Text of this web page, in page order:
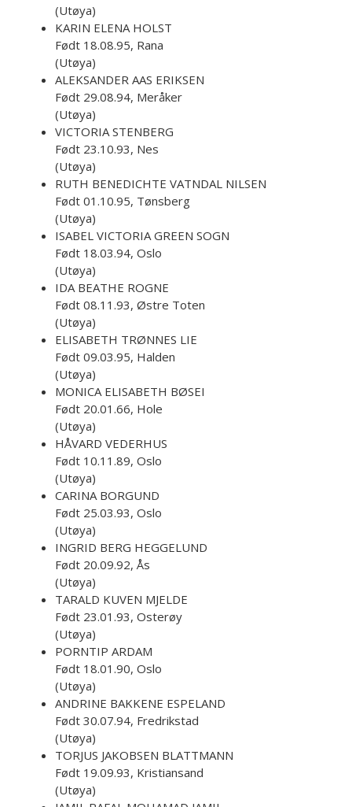
(Utøya)
KARIN ELENA HOLST
Født 18.08.95, Rana
(Utøya)
ALEKSANDER AAS ERIKSEN
Født 29.08.94, Meråker
(Utøya)
VICTORIA STENBERG
Født 23.10.93, Nes
(Utøya)
RUTH BENEDICHTE VATNDAL NILSEN
Født 01.10.95, Tønsberg
(Utøya)
ISABEL VICTORIA GREEN SOGN
Født 18.03.94, Oslo
(Utøya)
IDA BEATHE ROGNE
Født 08.11.93, Østre Toten
(Utøya)
ELISABETH TRØNNES LIE
Født 09.03.95, Halden
(Utøya)
MONICA ELISABETH BØSEI
Født 20.01.66, Hole
(Utøya)
HÅVARD VEDERHUS
Født 10.11.89, Oslo
(Utøya)
CARINA BORGUND
Født 25.03.93, Oslo
(Utøya)
INGRID BERG HEGGELUND
Født 20.09.92, Ås
(Utøya)
TARALD KUVEN MJELDE
Født 23.01.93, Osterøy
(Utøya)
PORNTIP ARDAM
Født 18.01.90, Oslo
(Utøya)
ANDRINE BAKKENE ESPELAND
Født 30.07.94, Fredrikstad
(Utøya)
TORJUS JAKOBSEN BLATTMANN
Født 19.09.93, Kristiansand
(Utøya)